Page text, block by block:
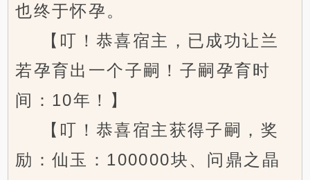
也终于怀孕。
【叮！恭喜宿主，已成功让兰
若孕育出一个子嗣！子嗣孕育时
间：10年！】
【叮！恭喜宿主获得子嗣，奖
励：仙玉：100000块、问鼎之晶